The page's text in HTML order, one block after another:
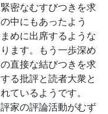
密なむすびつきを求
中にもあったよう
めに出席するような
ます。もう一歩深め
直接な結びつきを求
る批評と読者大衆と
ているようです。
家の評論活動がむず